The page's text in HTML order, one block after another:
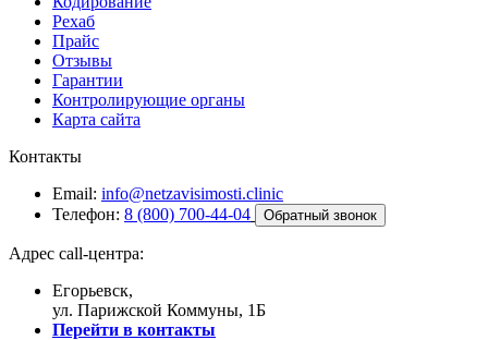
Рехаб
Прайс
Отзывы
Гарантии
Контролирующие органы
Карта сайта
Контакты
Email: info@netzavisimosti.clinic
Телефон: 8 (800) 700-44-04 Обратный звонок
Адрес call-центра:
Егорьевск,
ул. Парижской Коммуны, 1Б
Перейти в контакты